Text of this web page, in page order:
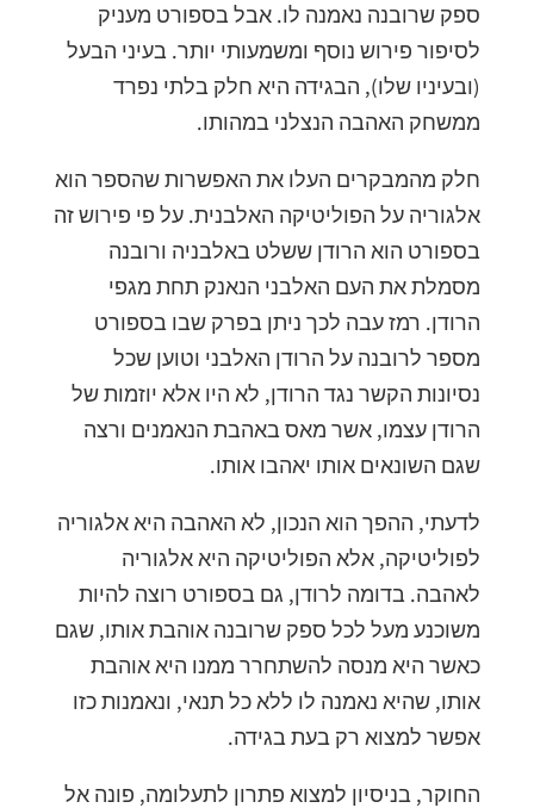
ספק שרובנה נאמנה לו. אבל בספורט מעניק
לסיפור פירוש נוסף ומשמעותי יותר. בעיני הבעל
(ובעיניו שלו), הבגידה היא חלק בלתי נפרד
ממשחק האהבה הנצלני במהותו.
חלק מהמבקרים העלו את האפשרות שהספר הוא
אלגוריה על הפוליטיקה האלבנית. על פי פירוש זה
בספורט הוא הרודן ששלט באלבניה ורובנה
מסמלת את העם האלבני הנאנק תחת מגפי
הרודן. רמז עבה לכך ניתן בפרק שבו בספורט
מספר לרובנה על הרודן האלבני וטוען שכל
נסיונות הקשר נגד הרודן, לא היו אלא יוזמות של
הרודן עצמו, אשר מאס באהבת הנאמנים ורצה
שגם השונאים אותו יאהבו אותו.
לדעתי, ההפך הוא הנכון, לא האהבה היא אלגוריה
לפוליטיקה, אלא הפוליטיקה היא אלגוריה
לאהבה. בדומה לרודן, גם בספורט רוצה להיות
משוכנע מעל לכל ספק שרובנה אוהבת אותו, שגם
כאשר היא מנסה להשתחרר ממנו היא אוהבת
אותו, שהיא נאמנה לו ללא כל תנאי, ונאמנות כזו
אפשר למצוא רק בעת בגידה.
החוקר, בניסיון למצוא פתרון לתעלומה, פונה אל